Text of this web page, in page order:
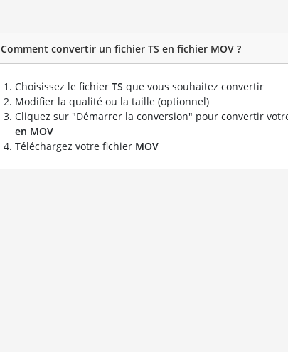
Comment convertir un fichier TS en fichier MOV ?
Choisissez le fichier TS que vous souhaitez convertir
Modifier la qualité ou la taille (optionnel)
Cliquez sur "Démarrer la conversion" pour convertir
en MOV
Téléchargez votre fichier MOV